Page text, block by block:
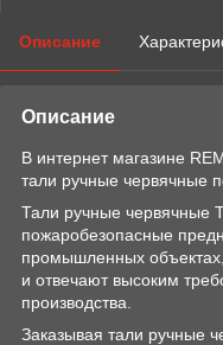
Описание
Описание
В интернет магазине
тали ручные червячные
Тали ручные червячные
пожаробезопасные
промышленных
и отвечают высоким
производства.
Заказывая тали ручные